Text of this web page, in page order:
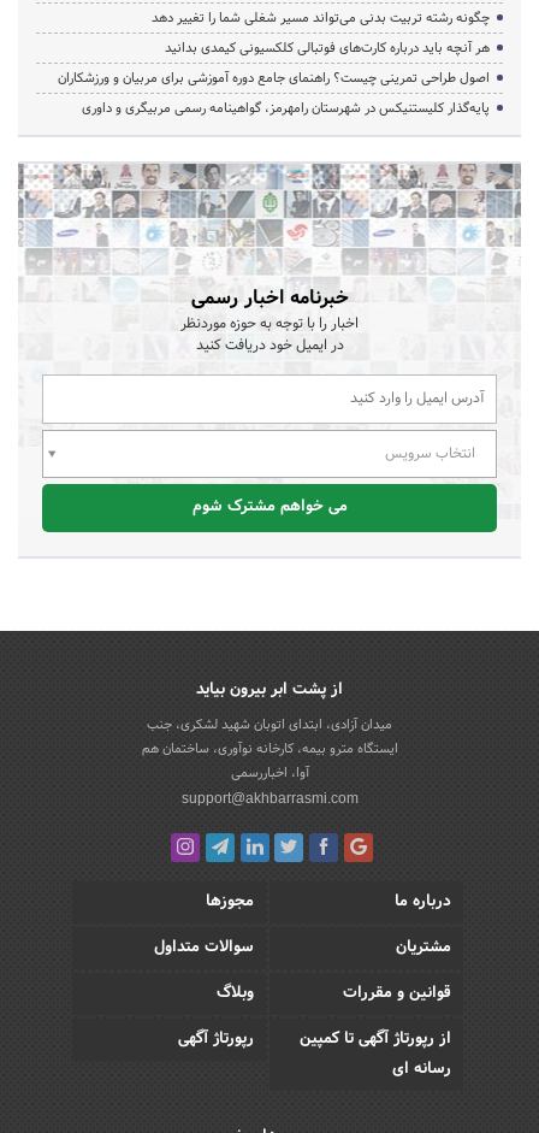
چگونه رشته تربیت بدنی می‌تواند مسیر شغلی شما را تغییر دهد
هر آنچه باید درباره کارت‌های فوتبالی کلکسیونی کیمدی بدانید
اصول طراحی تمرینی چیست؟ راهنمای جامع دوره آموزشی برای مربیان و ورزشکاران
پایه‌گذار کلیستنیکس در شهرستان رامهرمز، گواهینامه رسمی مربیگری و داوری
خبرنامه اخبار رسمی
اخبار را با توجه به حوزه موردنظر
در ایمیل خود دریافت کنید
انتخاب سرویس
می خواهم مشترک شوم
از پشت ابر بیرون بیاید
میدان آزادی، ابتدای اتوبان شهید لشکری، جنب
ایستگاه مترو بیمه، کارخانه نوآوری، ساختمان هم
آوا، اخباررسمی
support@akhbarrasmi.com
درباره ما
مجوزها
مشتریان
سوالات متداول
قوانین و مقررات
وبلاگ
از رپورتاژ آگهی تا کمپین
رسانه ای
رپورتاژ آگهی